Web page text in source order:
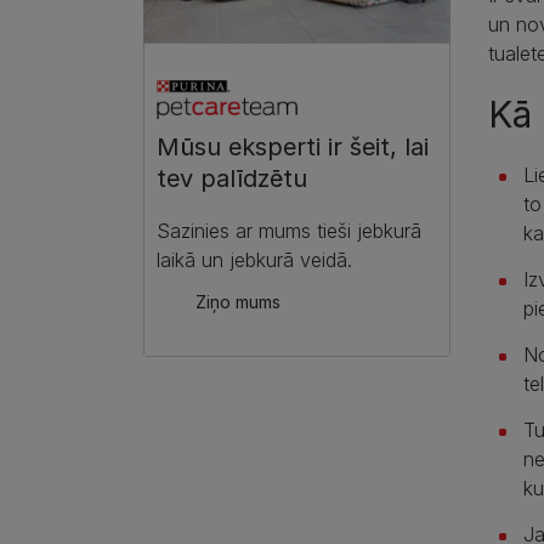
Mūsu eksperti ir šeit, lai
tev palīdzētu​
Sazinies ar mums tieši jebkurā
laikā un jebkurā veidā.​
Ziņo mums​
un